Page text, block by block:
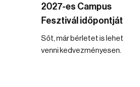
2027-es Campus
Fesztivál időpontját
Sőt, már bérletet is lehet
venni kedvezményesen.